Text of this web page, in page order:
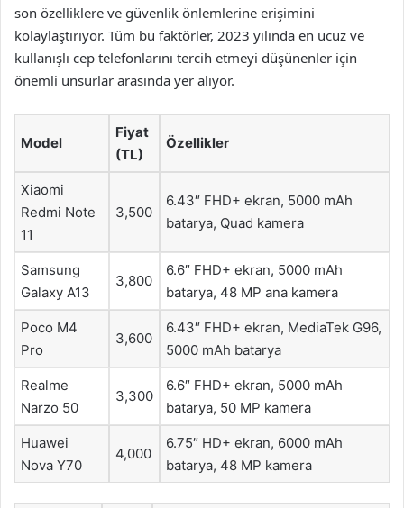
son özelliklere ve güvenlik önlemlerine erişimini
kolaylaştırıyor. Tüm bu faktörler, 2023 yılında en ucuz ve
kullanışlı cep telefonlarını tercih etmeyi düşünenler için
önemli unsurlar arasında yer alıyor.
Model
Fiyat
(TL)
Özellikler
Xiaomi
Redmi Note
11
3,500
6.43″ FHD+ ekran, 5000 mAh
batarya, Quad kamera
Samsung
Galaxy A13
3,800
6.6″ FHD+ ekran, 5000 mAh
batarya, 48 MP ana kamera
Poco M4
Pro
3,600
6.43″ FHD+ ekran, MediaTek G96,
5000 mAh batarya
Realme
Narzo 50
3,300
6.6″ FHD+ ekran, 5000 mAh
batarya, 50 MP kamera
Huawei
Nova Y70
4,000
6.75″ HD+ ekran, 6000 mAh
batarya, 48 MP kamera